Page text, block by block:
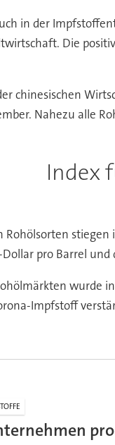
in der
Die
chinesischen
Nahezu alle
Index
pro Barrel
wurde
Impfstoff